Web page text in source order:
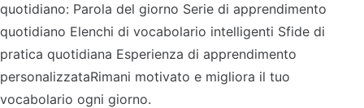
quotidiano: Parola del giorno Serie di apprendimento
quotidiano Elenchi di vocabolario intelligenti Sfide di
pratica quotidiana Esperienza di apprendimento
personalizzataRimani motivato e migliora il tuo
vocabolario ogni giorno.